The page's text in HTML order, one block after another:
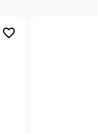
favorite_border